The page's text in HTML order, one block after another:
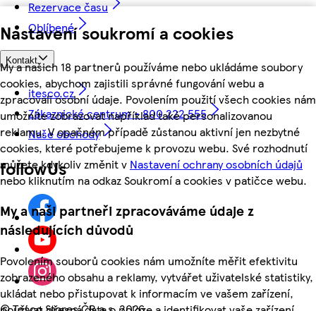
Nastavení soukromí a cookies
My a našich 18 partnerů používáme nebo ukládáme soubory
cookies, abychom zajistili správné fungování webu a
zpracovali osobní údaje. Povolením použití všech cookies nám
umožníte zobrazovat například také personalizovanou
reklamu. V opačném případě zůstanou aktivní jen nezbytné
cookies, které potřebujeme k provozu webu. Své rozhodnutí
můžete kdykoliv změnit v Nastavení ochrany osobních údajů
nebo kliknutím na odkaz Soukromí a cookies v patičce webu.
My a naši partneři zpracováváme údaje z
následujících důvodů
Povolením souborů cookies nám umožníte měřit efektivitu
zobrazeného obsahu a reklamy, vytvářet uživatelské statistiky,
ukládat nebo přistupovat k informacím ve vašem zařízení,
Rezervace času
Oblíbené
Kontakt
itesco.cz
Zákaznické centrum - 800 222 555
Naše obchody
followUs